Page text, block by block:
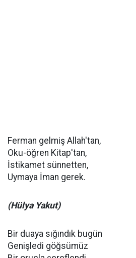
Ferman gelmiş Allah'tan,
Oku-öğren Kitap'tan,
İstikamet sünnetten,
Uymaya İman gerek.
(Hülya Yakut)
Bir duaya sığındık bugün
Genişledi göğsümüz